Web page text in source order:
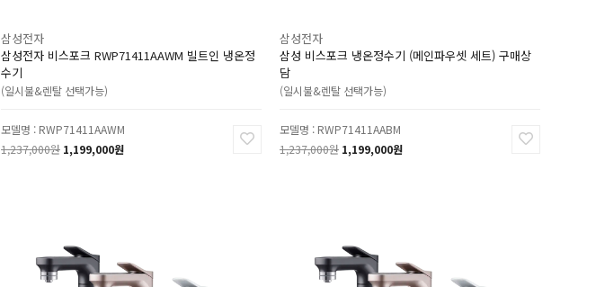
삼성전자
삼성전자 비스포크 RWP71411AAWM 빌트인 냉온정
수기
(일시불&렌탈 선택가능)
모델명 : RWP71411AAWM
1,237,000원 1,199,000원
삼성전자
삼성 비스포크 냉온정수기 (메인파우셋 세트) 구매상
담
(일시불&렌탈 선택가능)
모델명 : RWP71411AABM
1,237,000원 1,199,000원